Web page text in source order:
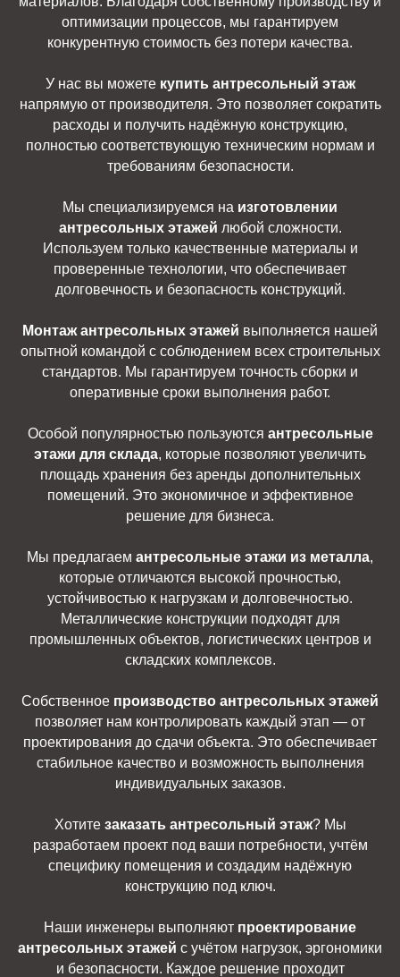
оптимизации процессов, мы гарантируем
конкурентную стоимость без потери качества.
У нас вы можете купить антресольный этаж
напрямую от производителя. Это позволяет сократить
расходы и получить надёжную конструкцию,
полностью соответствующую техническим нормам и
требованиям безопасности.
Мы специализируемся на изготовлении
антресольных этажей любой сложности.
Используем только качественные материалы и
проверенные технологии, что обеспечивает
долговечность и безопасность конструкций.
Монтаж антресольных этажей выполняется нашей
опытной командой с соблюдением всех строительных
стандартов. Мы гарантируем точность сборки и
оперативные сроки выполнения работ.
Особой популярностью пользуются антресольные
этажи для склада, которые позволяют увеличить
площадь хранения без аренды дополнительных
помещений. Это экономичное и эффективное
решение для бизнеса.
Мы предлагаем антресольные этажи из металла,
которые отличаются высокой прочностью,
устойчивостью к нагрузкам и долговечностью.
Металлические конструкции подходят для
промышленных объектов, логистических центров и
складских комплексов.
Собственное производство антресольных этажей
позволяет нам контролировать каждый этап — от
проектирования до сдачи объекта. Это обеспечивает
стабильное качество и возможность выполнения
индивидуальных заказов.
Хотите заказать антресольный этаж? Мы
разработаем проект под ваши потребности, учтём
специфику помещения и создадим надёжную
конструкцию под ключ.
Наши инженеры выполняют проектирование
антресольных этажей с учётом нагрузок, эргономики
и безопасности. Каждое решение проходит